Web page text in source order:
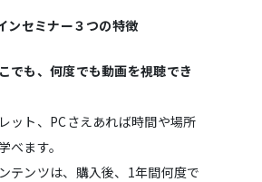
ンセミナー３つの特徴
でも、何度でも動画を視聴でき
ット、PCさえあれば時間や場所
べます。
テンツは、購入後、1年間何度で